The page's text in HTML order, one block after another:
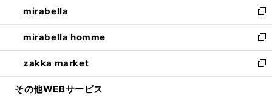
く
で
開
く
ド
ウ
で
開
く
ィ
ン
ド
ウ
で
開
い
ウ
ィ
ン
ド
ウ
mirabella
新
し
い
ウ
ィ
ン
mirabella homme
新
し
い
ウ
zakka market
新
し
その他WEBサービス